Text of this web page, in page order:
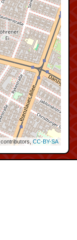
contributors, CC-BY-SA